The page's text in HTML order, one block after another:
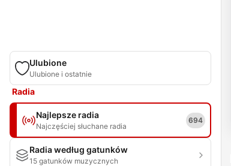
Ulubione
Ulubione i ostatnie
Radia
Najlepsze radia
Najczęściej słuchane radia
694
Radia według gatunków
15 gatunków muzycznych